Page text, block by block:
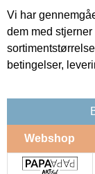
Vi har
dem med
betingelser,
Webshop